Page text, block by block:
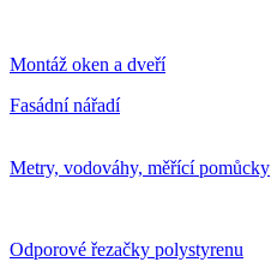
Montáž oken a dveří
Fasádní nářadí
Metry, vodováhy, měřící pomůcky
Odporové řezačky polystyrenu